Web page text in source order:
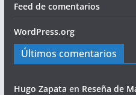
Feed de comentarios
WordPress.org
Últimos comentarios
Hugo Zapata en Reseña de